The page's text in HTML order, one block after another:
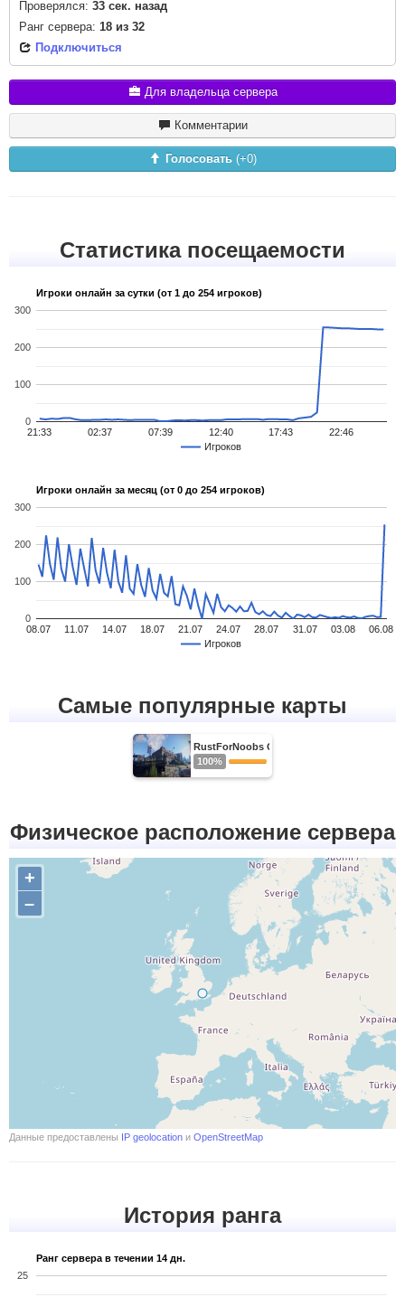
Проверялся: 33 сек. назад
Ранг сервера: 18 из 32
Подключиться
Для владельца сервера
Комментарии
Голосовать(+0)
Статистика посещаемости
Игроки онлайн за сутки (от 1 до 254 игроков)
Игроков
21:33 02:37 07:39 12:40 17:43 22:46
0
100
200
300
Игроки онлайн за месяц (от 0 до 254 игроков)
Игроков
08.07 11.07 14.07 18.07 21.07 24.07 28.07 31.07 03.08 06.08
0
100
200
300
Самые популярные карты
RustForNoobs Generated Maps
100%
Физическое расположение сервера
+
–
Данные предоставлены IP geolocation и OpenStreetMap
История ранга
Ранг сервера в течении 14 дн.
25